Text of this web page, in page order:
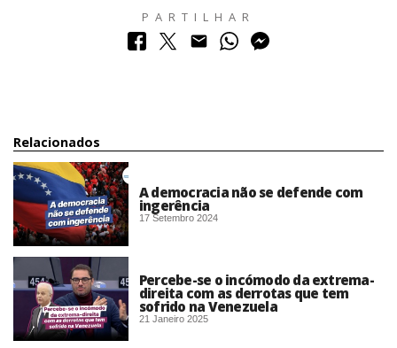
PARTILHAR
Relacionados
A democracia não se defende com
ingerência
17 Setembro 2024
Percebe-se o incómodo da extrema-
direita com as derrotas que tem
sofrido na Venezuela
21 Janeiro 2025